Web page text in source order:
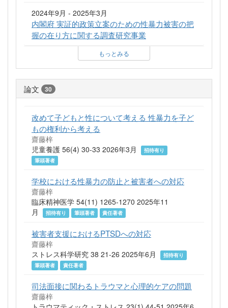
2024年9月 - 2025年3月
内閣府 実証的政策立案のための性暴力被害の把
握の在り方に関する調査研究事業
もっとみる
論文 30
改めて子どもと性について考える 性暴力を子ど
もの権利から考える
齋藤梓
児童養護 56(4) 30-33 2026年3月
招待有り
筆頭著者
学校における性暴力の防止と被害者への対応
齋藤梓
臨床精神医学 54(11) 1265-1270 2025年11
月
招待有り 筆頭著者 責任著者
被害者支援におけるPTSDへの対応
齋藤梓
ストレス科学研究 38 21-26 2025年6月
招待有り
筆頭著者
責任著者
司法面接に関わるトラウマと心理的ケアの問題
齋藤梓